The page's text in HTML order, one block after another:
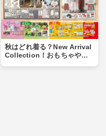
秋はどれ着る？New Arrival
Collection！おもちゃや食